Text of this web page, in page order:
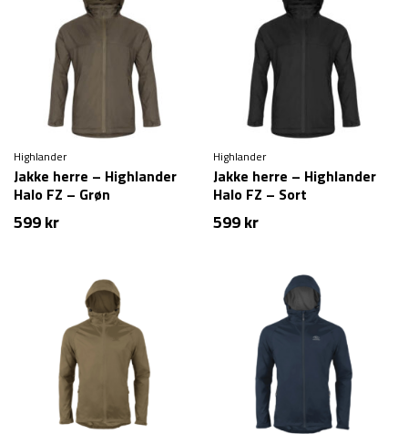
Highlander
Jakke herre – Highlander
Halo FZ – Grøn
599kr
Highlander
Jakke herre – Highlander
Halo FZ – Sort
599kr